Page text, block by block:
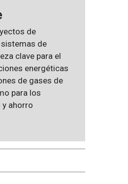
de
de
clave para el
energéticas
de gases de
para los
ahorro